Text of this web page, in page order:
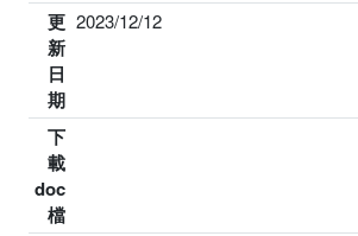
更
新
日
期
2023/12/12
下
載
doc
檔